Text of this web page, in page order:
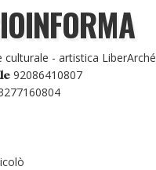
culturale - artistica LiberArché
92086410807